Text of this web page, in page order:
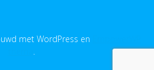
met WordPress en
.